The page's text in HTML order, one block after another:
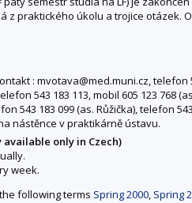
z praktického úkolu a trojice otázek.
: mvotava@med.muni.cz, telefon
543 183 113, mobil 605 123 768
543 183 099 (as. Růžička), telefon
nástěnce v praktikárně ústavu.
only in Czech)
week.
following terms Spring 2000, Spring